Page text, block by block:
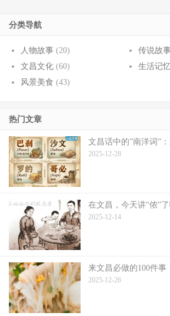
分类导航
人物故事 (20) 传说故
文昌文化 (60) 生活记
风景美食 (43)
热门文章
文昌话中的”南洋词”
2025-12-28
在文昌，今天讲“侬”了
2025-12-14
来文昌必做的100件事
2025-12-26